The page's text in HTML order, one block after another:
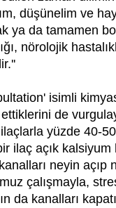
düşünelim ve
ya da tamamen
nörolojik
isimli
ettiklerini de
yüzde 40-
ilaç açık kalsiyum
neyin açıp
çalışmayla,
da kanalları